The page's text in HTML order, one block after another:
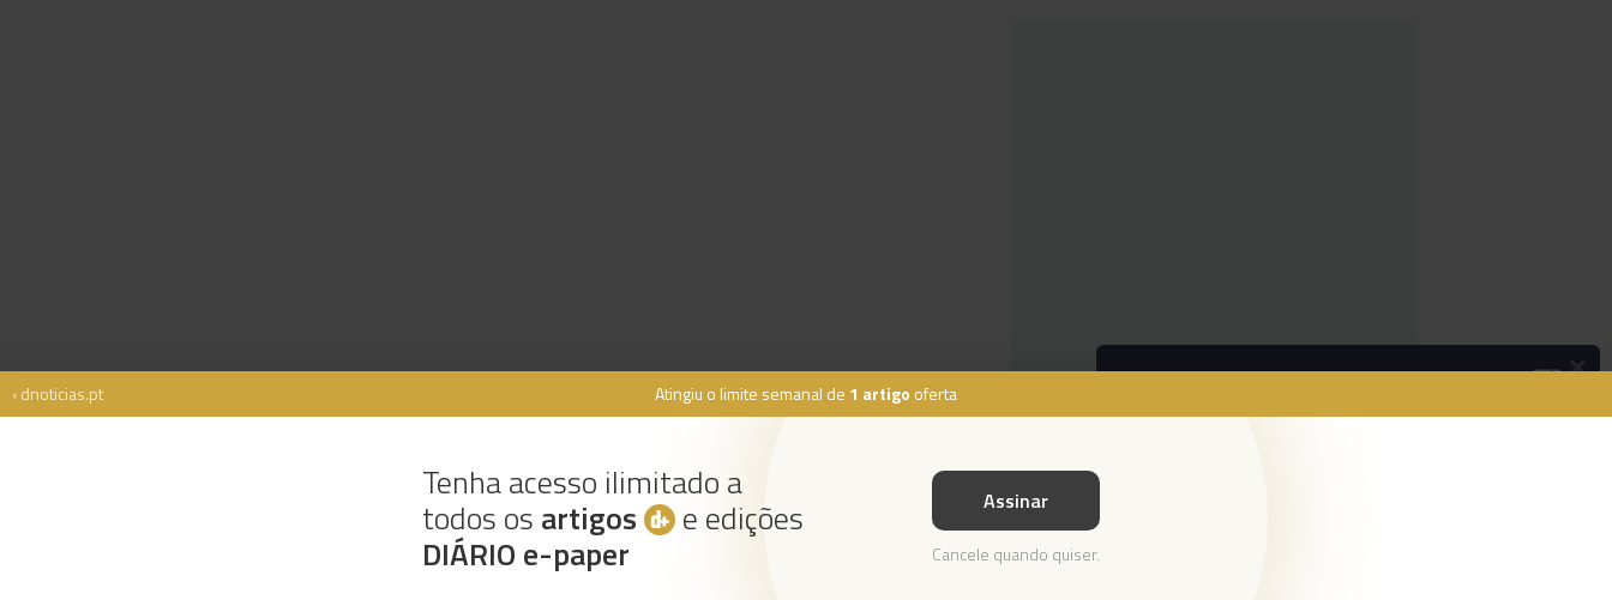
Atingiu o limite semanal de 1 artigo oferta
Tenha acesso ilimitado a
todos os artigos e edições
DIÁRIO e-paper
Assinar
Cancele quando quiser.
‹ dnoticias.pt
Rua Dr. Fernão de Ornelas, 56 - 3º
Instale a nossa App
×